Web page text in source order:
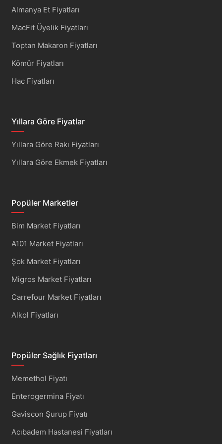
Almanya Et Fiyatları
MacFit Üyelik Fiyatları
Toptan Makaron Fiyatları
Kömür Fiyatları
Hac Fiyatları
Yıllara Göre Fiyatlar
Yıllara Göre Rakı Fiyatları
Yıllara Göre Ekmek Fiyatları
Popüler Marketler
Bim Market Fiyatları
A101 Market Fiyatları
Şok Market Fiyatları
Migros Market Fiyatları
Carrefour Market Fiyatları
Alkol Fiyatları
Popüler Sağlık Fiyatları
Memethol Fiyatı
Enterogermina Fiyatı
Gaviscon Şurup Fiyatı
Acıbadem Hastanesi Fiyatları